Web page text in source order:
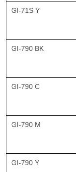
GI-71S Y
GI-790 BK
GI-790 C
GI-790 M
GI-790 Y